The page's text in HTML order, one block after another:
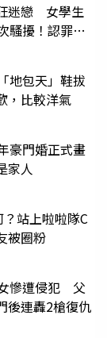
迷戀 女學生
騷擾！認罪免
地包天」鞋拔
，比較洋氣
豪門婚正式畫
家人
站上啦啦隊C
被圈粉
慘遭侵犯 父
後連轟2槍復仇